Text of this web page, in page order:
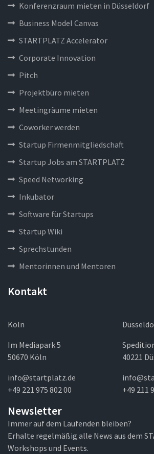
Konferenzraum mieten in Düsseldorf
Business Model Canvas
STARTPLATZ Accelerator
Corporate Innovation
Pitch
Projektbüro mieten
Meetingräume mieten
Coworker werden
Startup Firmenmitgliedschaft
Startup Jobs am STARTPLATZ
Speed Networking
Inkubator
Software für Startups
Startup Wiki
Sprechstunden
Mentorinnen und Mentoren
Kontakt
Köln
Im Mediapark 5
50670 Köln
info@startplatz.de
+49 221 975 802 00
40221
+49 211
Newsletter
Immer auf dem Laufenden bleiben?
Erhalte regelmäßig alle News aus dem
Workshops und Events.